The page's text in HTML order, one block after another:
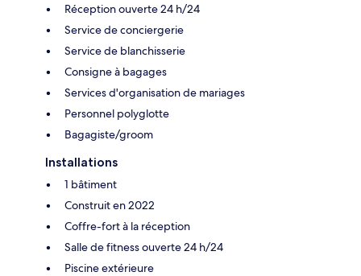
Réception ouverte 24 h/24
Service de conciergerie
Service de blanchisserie
Consigne à bagages
Services d'organisation de mariages
Personnel polyglotte
Bagagiste/groom
Installations
1 bâtiment
Construit en 2022
Coffre-fort à la réception
Salle de fitness ouverte 24 h/24
Piscine extérieure